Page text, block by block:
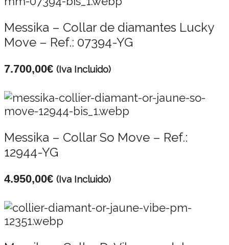
Messika – Collar de diamantes Lucky
Move – Ref.: 07394-YG
7.700,00€ (Iva Incluido)
Messika – Collar So Move – Ref.:
12944-YG
4.950,00€ (Iva Incluido)